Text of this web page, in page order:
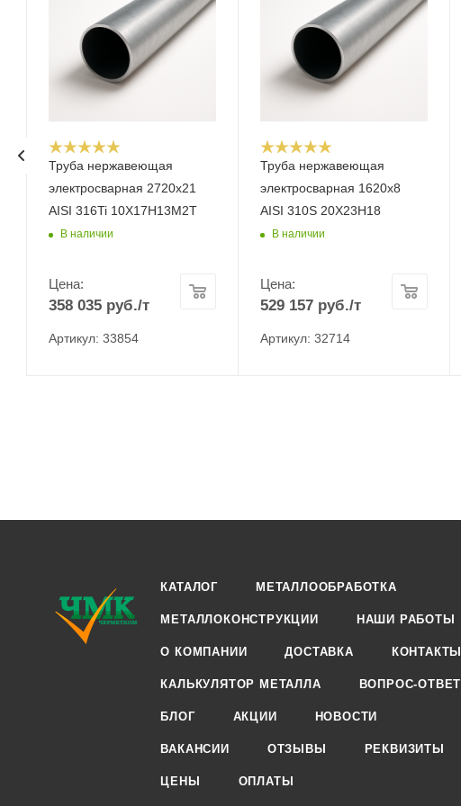
Труба нержавеющая
электросварная 2720х21
AISI 316Ti 10Х17Н13М2Т
В наличии
Цена:
358 035 руб./т
Артикул: 33854
Труба нержавеющая
электросварная 1620х8
AISI 310S 20Х23Н18
В наличии
Цена:
529 157руб./т
Артикул: 32714
КАТАЛОГ МЕТАЛЛООБРАБОТКА
МЕТАЛЛОКОНСТРУКЦИИ НАШИ РАБОТЫ
О КОМПАНИИ ДОСТАВКА КОНТАКТЫ
КАЛЬКУЛЯТОР МЕТАЛЛА ВОПРОС-ОТВЕТ
БЛОГ АКЦИИ НОВОСТИ
ВАКАНСИИ ОТЗЫВЫ РЕКВИЗИТЫ
ЦЕНЫ ОПЛАТЫ